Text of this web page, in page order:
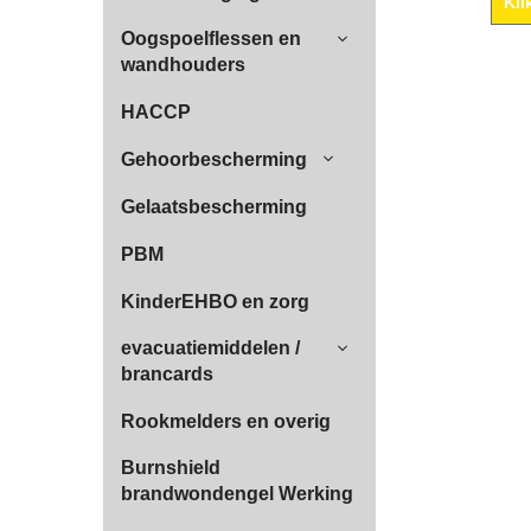
Oogspoelflessen en
wandhouders
HACCP
Gehoorbescherming
Gelaatsbescherming
PBM
KinderEHBO en zorg
evacuatiemiddelen /
brancards
Rookmelders en overig
Burnshield
brandwondengel Werking